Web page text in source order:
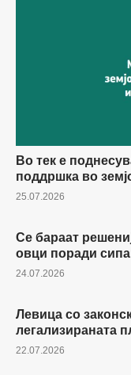
Во тек е
поддршка во
25.07.2026
ЗЕМЈОДЕЛСТВО
Се бараат
овци поради
24.07.2026
ЗЕМЈОДЕЛСТВО
Левица со
легализираната
22.07.2026